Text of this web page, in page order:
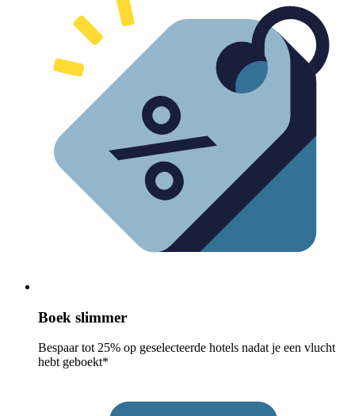
Boek slimmer
Bespaar tot 25% op geselecteerde hotels nadat je een vlucht
hebt geboekt*